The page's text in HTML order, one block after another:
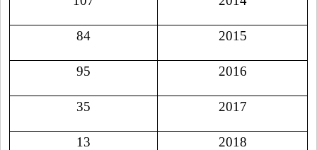
2015
84
2016
95
2017
35
2018
13